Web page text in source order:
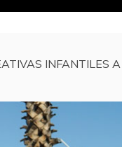
INFANTILES A